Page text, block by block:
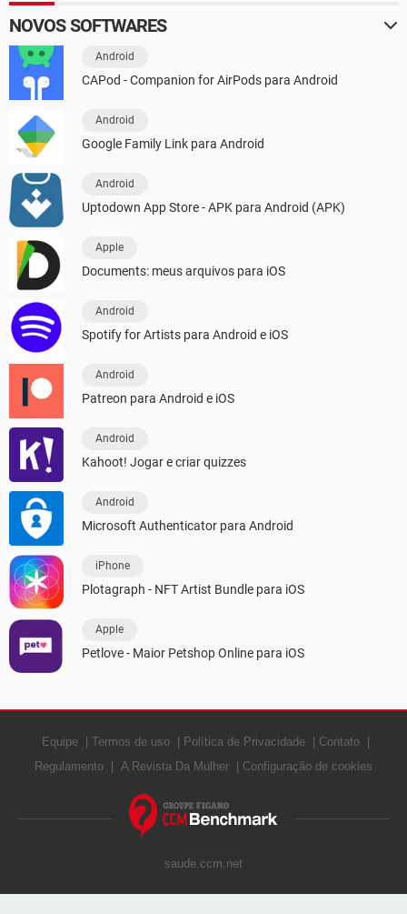
NOVOS SOFTWARES
Android
CAPod - Companion for AirPods para Android
Android
Google Family Link para Android
Android
Uptodown App Store - APK para Android (APK)
Apple
Documents: meus arquivos para iOS
Android
Spotify for Artists para Android e iOS
Android
Patreon para Android e iOS
Android
Kahoot! Jogar e criar quizzes
Android
Microsoft Authenticator para Android
iPhone
Plotagraph - NFT Artist Bundle para iOS
Apple
Petlove - Maior Petshop Online para iOS
Equipe Termos de uso Política de Privacidade
Contato
Regulamento
A Revista Da Mulher Configuração de cookies
saude.ccm.net